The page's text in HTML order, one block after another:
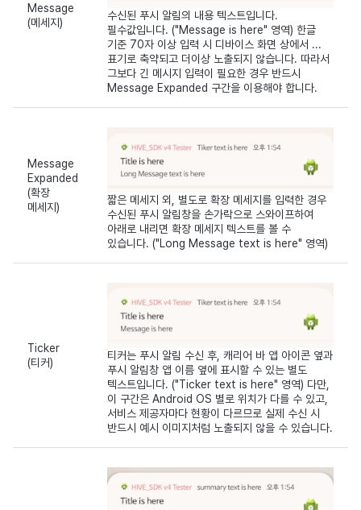
Message
(메세지)
수신된 푸시 알림의 내용 텍스트입니다.
필수값입니다. ("Message is here" 영역) 한글
기준 70자 이상 입력 시 디바이스 화면 상에서 ...
표기로 축약되고 더이상 노출되지 않습니다. 따라서
그보다 긴 메시지 입력이 필요한 경우 반드시
Message Expanded 구간을 이용해야 합니다.
Message
Expanded
(확장
메세지)
짧은 메세지 외, 별도로 확장 메세지를 입력한 경우
수신된 푸시 알림창을 손가락으로 스와이프하여
아래로 내리면 확장 메세지 텍스트를 볼 수
있습니다. ("Long Message text is here" 영역)
Ticker
(티커)
티커는 푸시 알림 수신 후, 캐리어 바 앱 아이콘 옆과
푸시 알림창 앱 이름 옆에 표시할 수 있는 별도
텍스트입니다. ("Ticker text is here" 영역) 다만,
이 구간은 Android OS 별로 위치가 다를 수 있고,
서비스 제공자마다 현황이 다르므로 실제 수신 시
반드시 예시 이미지처럼 노출되지 않을 수 있습니다.